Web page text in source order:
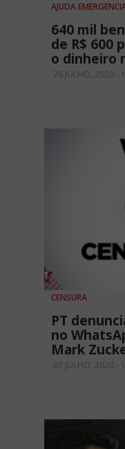
AJUDA
640 mil
de R$ 600
o dinheiro
28 JULHO, 2020 -
CENSURA
PT
no
Mark
07 JULHO, 2020 -